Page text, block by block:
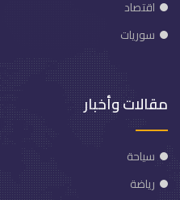
اقتصاد
سوريات
مقالات وأخبار
سياحة
رياضة